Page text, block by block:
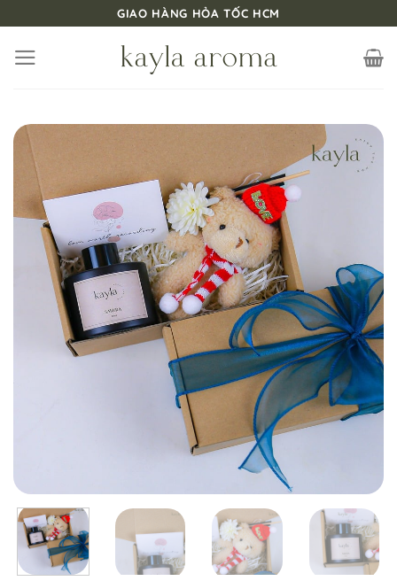
nội
GIAO HÀNG HỎA TỐC HCM